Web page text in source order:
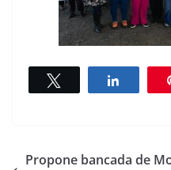
Propone bancada de